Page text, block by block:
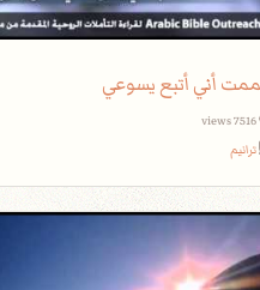
أني أتبع يسوعي
7516 views
ترانيم